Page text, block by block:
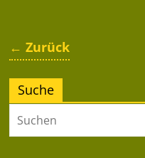
← Zurück
Suche